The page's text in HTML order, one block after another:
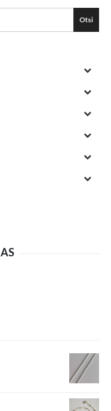
Otsi